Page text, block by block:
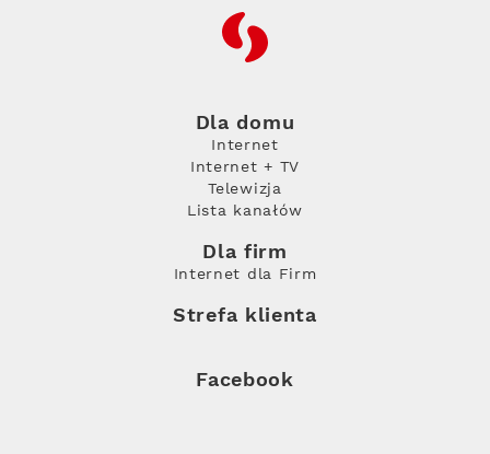
RFC
Dla domu
Internet
Internet + TV
Telewizja
Lista kanałów
Dla firm
Internet dla Firm
Strefa klienta
Facebook